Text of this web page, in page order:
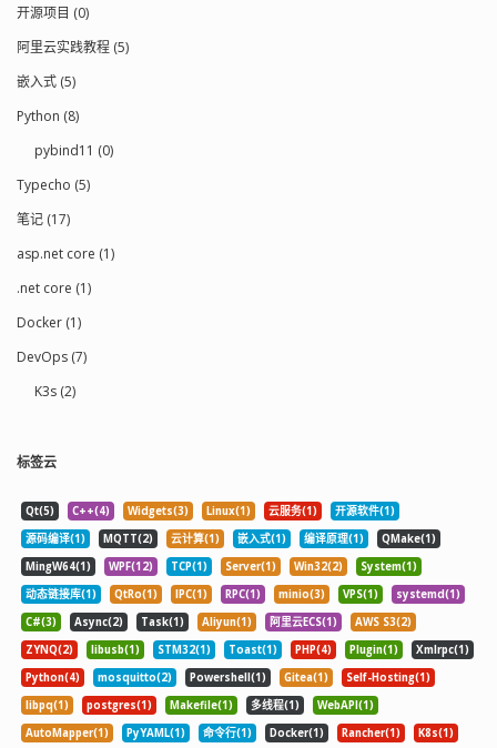
开源项目 (0)
阿里云实践教程 (5)
嵌入式 (5)
Python (8)
pybind11 (0)
Typecho (5)
笔记 (17)
asp.net core (1)
.net core (1)
Docker (1)
DevOps (7)
K3s (2)
标签云
Qt(5) C++(4) Widgets(3) Linux(1) 云服务(1)
开源软件(1)
源码编译(1)
MQTT(2) 云计算(1) 嵌入式(1) 编译原理(1)
QMake(1)
MingW64(1)
WPF(12) TCP(1) Server(1) Win32(2)
System(1)
动态链接库(1)
QtRo(1) IPC(1) RPC(1) minio(3) VPS(1)
systemd(1)
C#(3)
Async(2) Task(1) Aliyun(1) 阿里云ECS(1)
AWS S3(2)
ZYNQ(2)
libusb(1) STM32(1) Toast(1) PHP(4) Plugin(1)
Xmlrpc(1)
Python(4)
mosquitto(2) Powershell(1) Gitea(1)
Self-Hosting(1)
libpq(1)
postgres(1) Makefile(1) 多线程(1)
WebAPI(1)
AutoMapper(1)
PyYAML(1) 命令行(1) Docker(1) Rancher(1) K8s(1)